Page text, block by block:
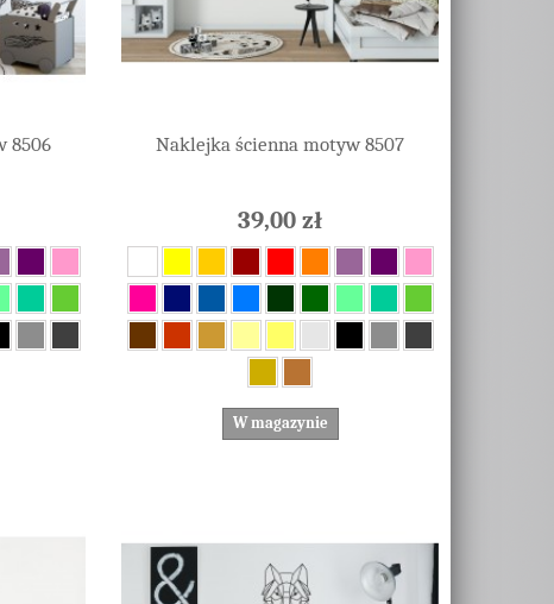
8506 Naklejka ścienna motyw 8507
39,00 zł
W magazynie